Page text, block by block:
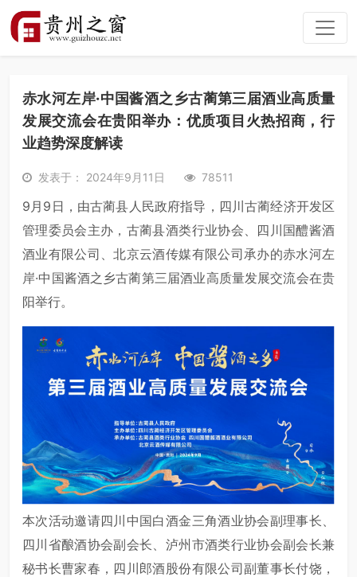
赤水河左岸·中国酱酒之乡古蔺第三届酒业高质量
发展交流会在贵阳举办：优质项目火热招商，行
业趋势深度解读
发表于： 2024年9月11日 78511
9月9日，由古蔺县人民政府指导，四川古蔺经济开发区
管理委员会主办，古蔺县酒类行业协会、四川国醴酱酒
酒业有限公司、北京云酒传媒有限公司承办的赤水河左
岸·中国酱酒之乡古蔺第三届酒业高质量发展交流会在贵
阳举行。
本次活动邀请四川中国白酒金三角酒业协会副理事长、
四川省酿酒协会副会长、泸州市酒类行业协会副会长兼
秘书长曹家春，四川郎酒股份有限公司副董事长付饶，